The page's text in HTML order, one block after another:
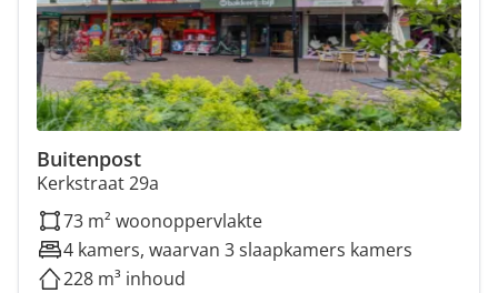
Buitenpost
Kerkstraat 29a
73 m² woonoppervlakte
4 kamers, waarvan 3 slaapkamers kamers
228 m³ inhoud